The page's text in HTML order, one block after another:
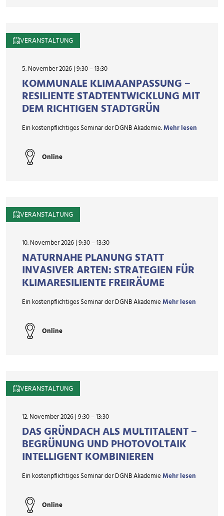
VERANSTALTUNG
5. November 2026 | 9:30–13:30
KOMMUNALE KLIMAANPASSUNG –
RESILIENTE STADTENTWICKLUNG MIT
DEM RICHTIGEN STADTGRÜN
Ein kostenpflichtiges Seminar der DGNB Akademie.Mehr lesen
Online
VERANSTALTUNG
10. November 2026 | 9:30–13:30
NATURNAHE PLANUNG STATT
INVASIVER ARTEN: STRATEGIEN FÜR
KLIMARESILIENTE FREIRÄUME
Ein kostenpflichtiges Seminar der DGNB AkademieMehr lesen
Online
VERANSTALTUNG
12. November 2026 | 9:30–13:30
DAS GRÜNDACH ALS MULTITALENT –
BEGRÜNUNG UND PHOTOVOLTAIK
INTELLIGENT KOMBINIEREN
Ein kostenpflichtiges Seminar der DGNB AkademieMehr lesen
Online